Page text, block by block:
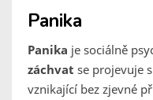
Panika
Panika je sociálně
záchvat se projevuje
vznikající bez zjevné